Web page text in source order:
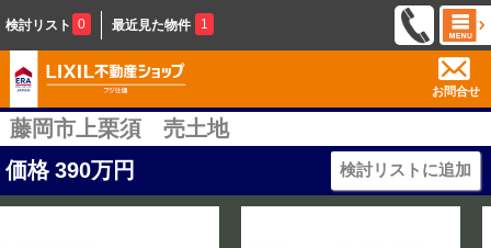
検討リスト 0 最近見た物件 1
お問合せ
藤岡市上栗須 売土地
価格 390万円 検討リストに追加